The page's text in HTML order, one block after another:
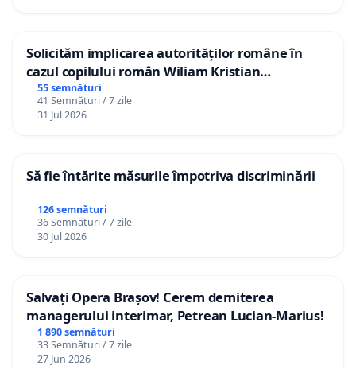
Solicităm implicarea autorităților române în
cazul copilului român Wiliam Kristian
Gheorghe, aflat în plasament în Danemarca de
12 ani
55 semnături
41 Semnături / 7 zile
31 Jul 2026
Să fie întărite măsurile împotriva discriminării
126 semnături
36 Semnături / 7 zile
30 Jul 2026
Salvați Opera Brașov! Cerem demiterea
managerului interimar, Petrean Lucian-Marius!
1 890 semnături
33 Semnături / 7 zile
27 Jun 2026